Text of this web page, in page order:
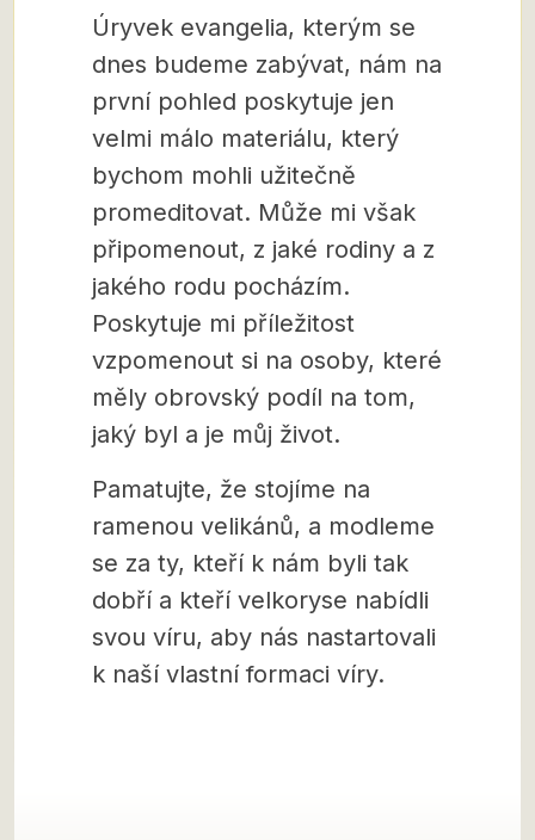
Úryvek evangelia, kterým se
dnes budeme zabývat, nám na
první pohled poskytuje jen
velmi málo materiálu, který
bychom mohli užitečně
promeditovat. Může mi však
připomenout, z jaké rodiny a z
jakého rodu pocházím.
Poskytuje mi příležitost
vzpomenout si na osoby, které
měly obrovský podíl na tom,
jaký byl a je můj život.
Pamatujte, že stojíme na
ramenou velikánů, a modleme
se za ty, kteří k nám byli tak
dobří a kteří velkoryse nabídli
svou víru, aby nás nastartovali
k naší vlastní formaci víry.